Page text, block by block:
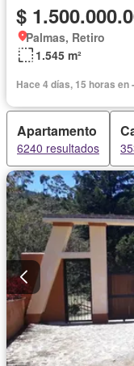
$
Palmas, Retiro
1.545 m²
Hace 4 días, 15 horas en
Apartamento
6240 resultados